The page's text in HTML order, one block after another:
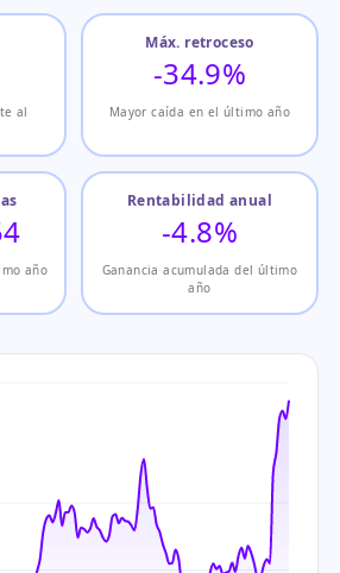
al
Máx. retroceso
-34.9%
Mayor caída en el último año
año
Rentabilidad anual
-4.8%
Ganancia acumulada del último
año